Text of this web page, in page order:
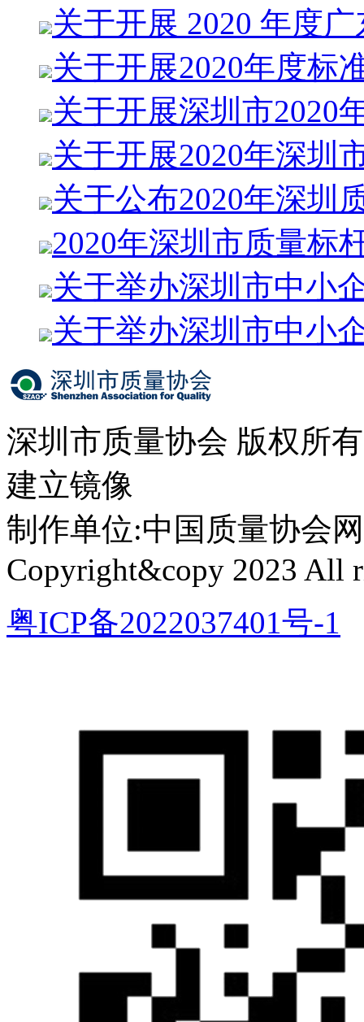
关于开展 2020 年度
关于开展2020年度标
关于开展深圳市2020
关于开展2020年深圳
关于公布2020年深圳
2020年深圳市质量标
关于举办深圳市中小
关于举办深圳市中小
深圳市质量协会 版权所
建立镜像
制作单位:中国质量协会
Copyright&copy 2023 All
粤ICP备2022037401号-1